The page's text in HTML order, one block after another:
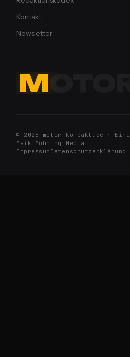
Kontakt
Newsletter
M
© 2026 motor-kompakt.de ·
Maik Möhring Media
Impressum Datenschutzerklärung